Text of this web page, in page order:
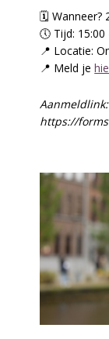
🗓️ Wanneer?
🕔 Tijd: 15:00
📍 Locatie:
📍 Meld je
Aanmeldlink:
https://